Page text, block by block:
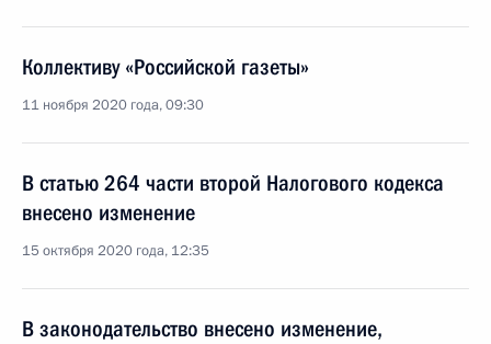
Коллективу «Российской газеты»
11 ноября 2020 года, 09:30
В статью 264 части второй Налогового кодекса
внесено изменение
15 октября 2020 года, 12:35
В законодательство внесено изменение,